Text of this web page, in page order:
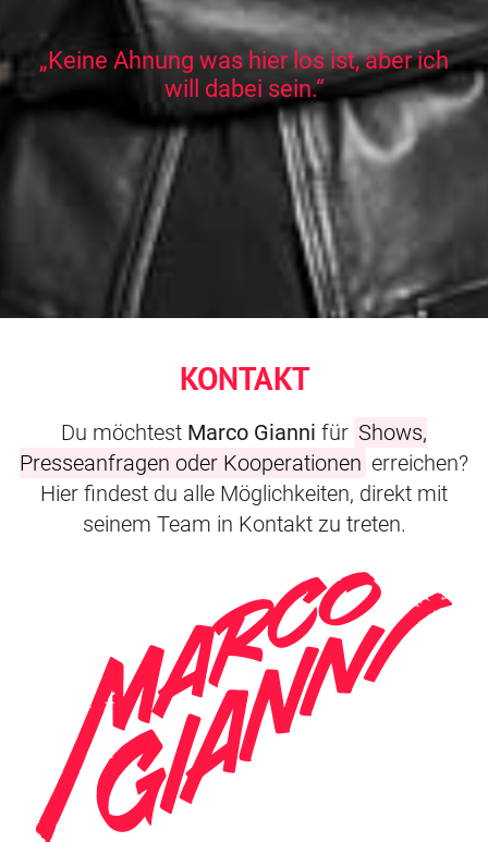
„Keine Ahnung was hier los ist, aber ich
will dabei sein.“
KONTAKT
Du möchtest Marco Gianni für Shows,
Presseanfragen oder Kooperationen erreichen?
Hier findest du alle Möglichkeiten, direkt mit
seinem Team in Kontakt zu treten.